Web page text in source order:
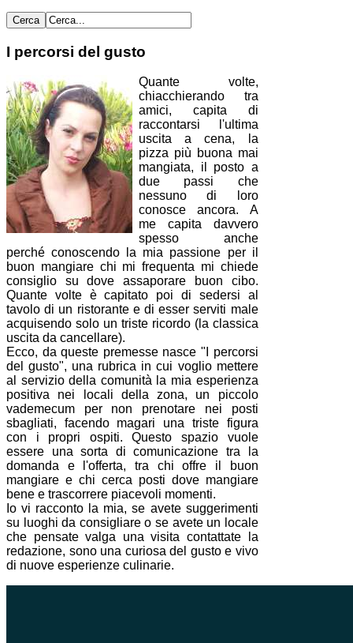
I percorsi del gusto
Quante volte,
chiacchierando tra
amici, capita di
raccontarsi l'ultima
uscita a cena, la
pizza più buona mai
mangiata, il posto a
due passi che
nessuno di loro
conosce ancora. A
me capita davvero
spesso anche
perché conoscendo la mia passione per il
buon mangiare chi mi frequenta mi chiede
consiglio su dove assaporare buon cibo.
Quante volte è capitato poi di sedersi al
tavolo di un ristorante e di esser serviti male
acquisendo solo un triste ricordo (la classica
uscita da cancellare).
Ecco, da queste premesse nasce "I percorsi
del gusto", una rubrica in cui voglio mettere
al servizio della comunità la mia esperienza
positiva nei locali della zona, un piccolo
vademecum per non prenotare nei posti
sbagliati, facendo magari una triste figura
con i propri ospiti. Questo spazio vuole
essere una sorta di comunicazione tra la
domanda e l'offerta, tra chi offre il buon
mangiare e chi cerca posti dove mangiare
bene e trascorrere piacevoli momenti.
Io vi racconto la mia, se avete suggerimenti
su luoghi da consigliare o se avete un locale
che pensate valga una visita contattate la
redazione, sono una curiosa del gusto e vivo
di nuove esperienze culinarie.